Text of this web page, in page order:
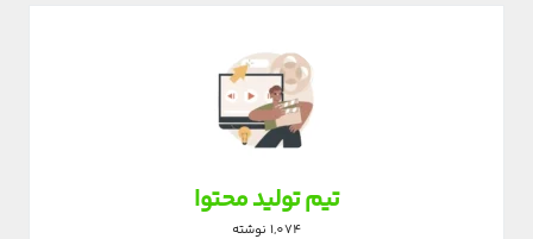
تیم تولید محتوا
1,074 نوشته